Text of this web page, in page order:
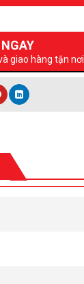
giao hàng tận nơi